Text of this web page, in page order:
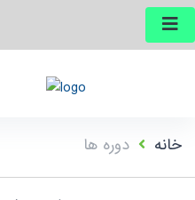
خانه دوره ها